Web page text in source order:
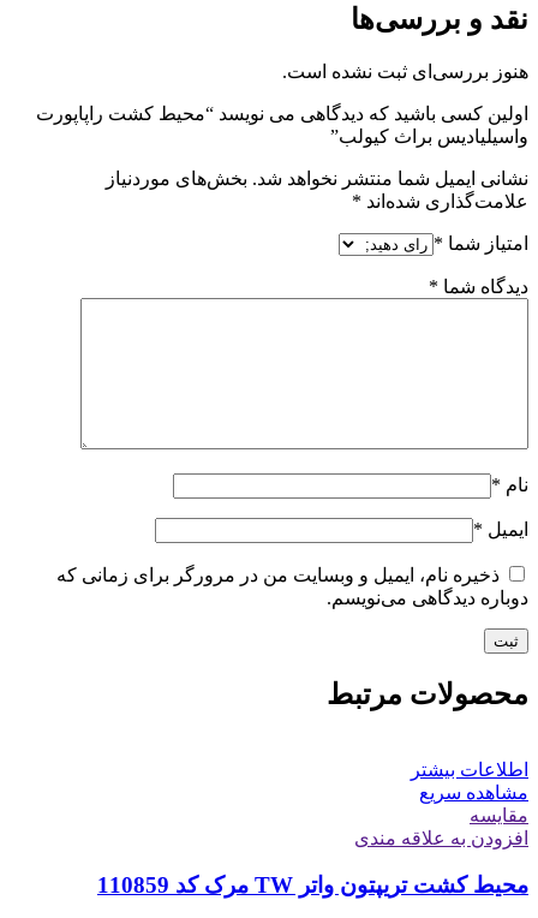
نقد و بررسی‌ها
هنوز بررسی‌ای ثبت نشده است.
اولین کسی باشید که دیدگاهی می نویسد “محیط کشت راپاپورت
واسیلیادیس براث کیولب”
نشانی ایمیل شما منتشر نخواهد شد. بخش‌های موردنیاز
علامت‌گذاری شده‌اند *
امتیاز شما *
دیدگاه شما *
نام *
ایمیل *
ذخیره نام، ایمیل و وبسایت من در مرورگر برای زمانی که
دوباره دیدگاهی می‌نویسم.
محصولات مرتبط
اطلاعات بیشتر
مشاهده سریع
مقایسه
افزودن به علاقه مندی
محیط کشت تریپتون واتر TW مرک کد 110859